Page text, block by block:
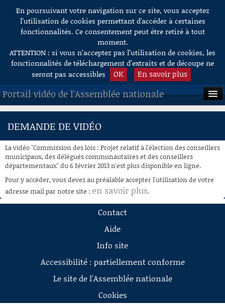
Aller au contenu
En poursuivant votre navigation sur ce site, vous acceptez
l’utilisation de cookies permettant d'accéder à certaines
fonctionnalités. Ce consentement peut être retiré à tout
moment.
ATTENTION : si vous n’acceptez pas l’utilisation de cookies, les
fonctionnalités de téléchargement d’extraits et de découpe ne
seront pas accessibles
OK En savoir plus
Portail vidéo de l'Assemblée nationale
ACCUEIL
À LA DEMANDE
RECHERCHE
AIDE À LA DÉCOUPE
DE VIDÉOS
DEMANDE DE VIDÉO
La vidéo "Commission des lois : Projet relatif à l'élection des conseillers
municipaux, des délégués communautaires et des conseillers
départementaux" du 6 février 2013 n'est plus disponible en ligne.
Pour y accéder, vous devez au préalable accepter l'utilisation de votre
adresse mail par notre site : en savoir plus.
Contact
Aide
Info site
Accessibilité : partiellement conforme
Le site de l'Assemblée nationale
Cookies